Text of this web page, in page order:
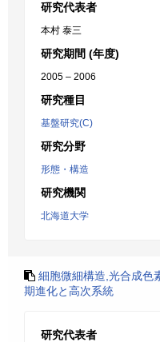
研究代表者
本村 泰三
研究期間 (年度)
2005 – 2006
研究種目
基盤研究(C)
研究分野
形態・構造
研究機関
北海道大学
細胞微細構造,光合成色
期進化と高次系統
研究代表者